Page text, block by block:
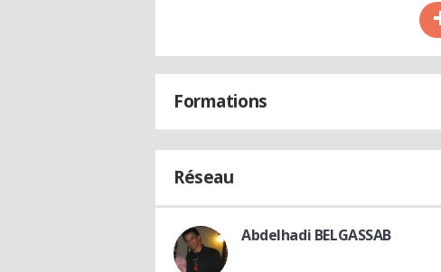
Formations
Réseau
Abdelhadi BELGASSAB